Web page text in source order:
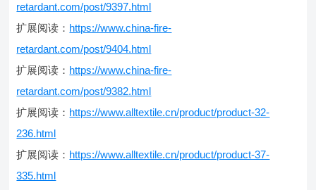
retardant.com/post/9397.html
扩展阅读： https://www.china-fire-
retardant.com/post/9404.html
扩展阅读： https://www.china-fire-
retardant.com/post/9382.html
扩展阅读： https://www.alltextile.cn/product/product-32-
236.html
扩展阅读： https://www.alltextile.cn/product/product-37-
335.html